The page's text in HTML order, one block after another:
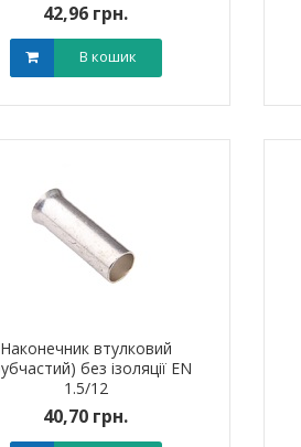
42,96 грн.
В кошик
Наконечник втулковий
без ізоляції EN
1.5/12
40,70 грн.